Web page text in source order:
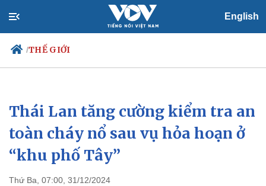
English
/THẾ GIỚI
Chính trị
Đảng
Tổ chức nhân sự
Quốc hội
Nhận diện sự thật
Xã hội
Tin 24h
Dự báo thời tiết
Thái Lan tăng cường kiểm tra an
toàn cháy nổ sau vụ hỏa hoạn ở
“khu phố Tây”
Thứ Ba, 07:00, 31/12/2024